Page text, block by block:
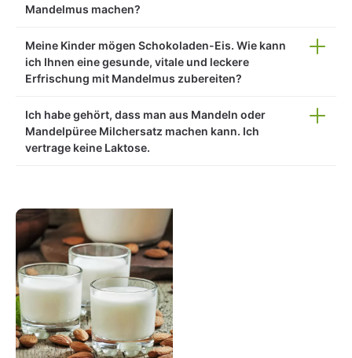
Mandelmus machen?
Meine Kinder mögen Schokoladen-Eis. Wie kann
ich Ihnen eine gesunde, vitale und leckere
Erfrischung mit Mandelmus zubereiten?
Ich habe gehört, dass man aus Mandeln oder
Mandelpüree Milchersatz machen kann. Ich
vertrage keine Laktose.